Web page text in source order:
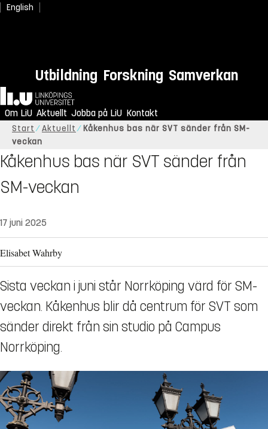
English
Utbildning Forskning Samverkan
Hem
Om LiU Aktuellt Jobba på LiU Kontakt
Start Aktuellt
Kåkenhus bas när SVT sänder från SM-
veckan
Kåkenhus bas när SVT sänder från
SM-veckan
17 juni 2025
Elisabet Wahrby
Sista veckan i juni står Norrköping värd för SM-
veckan. Kåkenhus blir då centrum för SVT som
sänder direkt från sin studio på Campus
Norrköping.